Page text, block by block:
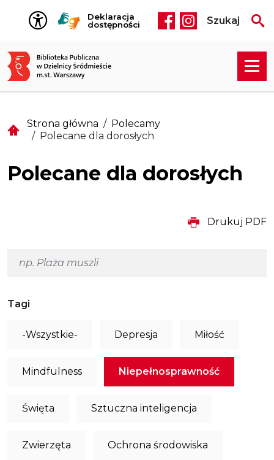
Przejdź do treści
Deklaracja
dostępności
Social media
Szukaj
Strona główna
Polecamy
Polecane dla dorosłych
Polecane dla dorosłych
Drukuj PDF
Tagi
-Wszystkie- Depresja Miłość
Mindfulness Niepełnosprawność
Święta Sztuczna inteligencja
Zwierzęta Ochrona środowiska